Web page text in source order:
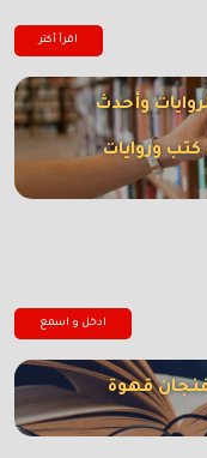
اقرأ أكتر
وأحدث
وروايات
ادخل و اسمع
قهوة